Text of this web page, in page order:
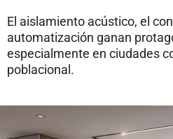
El aislamiento acústico, el
automatización ganan
especialmente en ciudades
poblacional.